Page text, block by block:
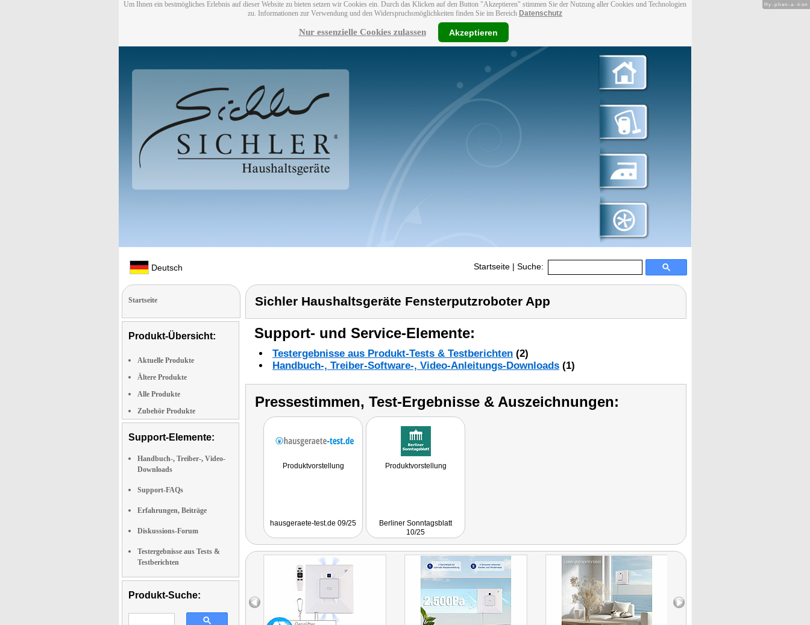
Um Ihnen ein bestmögliches Erlebnis auf dieser Website zu bieten setzen wir Cookies ein. Durch das Klicken auf den Button "Akzeptieren" stimmen Sie der Nutzung aller Cookies und Technologien
zu. Informationen zur Verwendung und den Widerspruchsmöglichkeiten finden Sie im Bereich Datenschutz
Nur essenzielle Cookies zulassen Akzeptieren
Deutsch Startseite | Suche:
Startseite
Produkt-Übersicht:
Aktuelle Produkte
Ältere Produkte
Alle Produkte
Zubehör Produkte
Support-Elemente:
Handbuch-, Treiber-, Video-
Downloads
Support-FAQs
Erfahrungen, Beiträge
Diskussions-Forum
Testergebnisse aus Tests &
Testberichten
Produkt-Suche:
Sichler Haushaltsgeräte Fensterputzroboter App
Support- und Service-Elemente:
Testergebnisse aus Produkt-Tests & Testberichten (2)
Handbuch-, Treiber-Software-, Video-Anleitungs-Downloads (1)
Pressestimmen, Test-Ergebnisse & Auszeichnungen:
Produktvorstellung
hausgeraete-test.de 09/25
Produktvorstellung
Berliner Sonntagsblatt
10/25
Hy-phen-a-tion